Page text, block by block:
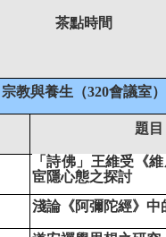
茶點時間
宗教與養生（320會議室）
題目
「詩佛」王維受《
宦隱心態之探討
淺論《阿彌陀經》中